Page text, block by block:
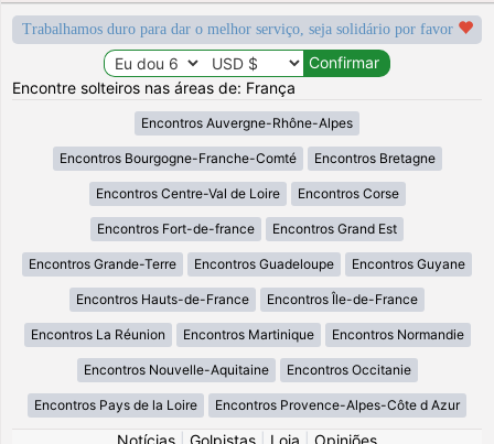
Trabalhamos duro para dar o melhor serviço, seja solidário por favor
Encontre solteiros nas áreas de: França
Encontros Auvergne-Rhône-Alpes
Encontros Bourgogne-Franche-Comté Encontros Bretagne
Encontros Centre-Val de Loire Encontros Corse
Encontros Fort-de-france Encontros Grand Est
Encontros Grande-Terre Encontros Guadeloupe Encontros Guyane
Encontros Hauts-de-France Encontros Île-de-France
Encontros La Réunion Encontros Martinique Encontros Normandie
Encontros Nouvelle-Aquitaine Encontros Occitanie
Encontros Pays de la Loire Encontros Provence-Alpes-Côte d Azur
Notícias Golpistas Loja Opiniões